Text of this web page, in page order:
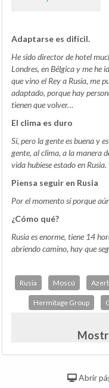
Adaptarse es difícil.
He sido director de hotel
Londres, en Bélgica y me he
que vino el Rey a Rusia, me
adaptado, porque hay
tienen que volver…
El clima es duro
Sí, pero la gente es buena y
gente, al clima, a la manera
vida hubiese estado en Rusia.
Piensa seguir en Rusia
Por el momento sí porque
¿Cómo qué?
Rusia es enorme, tiene 14
abriendo camino, hay que
Rusia Moscú
Hermitage Group
Abrir